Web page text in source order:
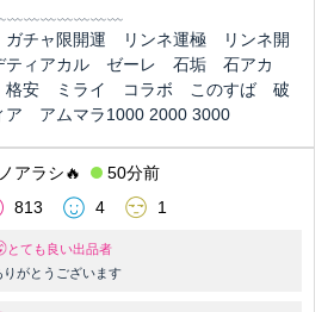
チャ限開運 リンネ運極 リンネ開
ティアカル ゼーレ 石垢 石アカ
格安 ミライ コラボ このすば 破
アムマラ1000 2000 3000
アラシ🔥
50分前
813
4 1
とても良い出品者
りがとうございます